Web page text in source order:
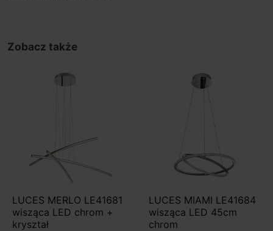
Zobacz także
LUCES MERLO LE41681
wisząca LED chrom +
kryształ
LUCES MIAMI LE41684
wisząca LED 45cm
chrom